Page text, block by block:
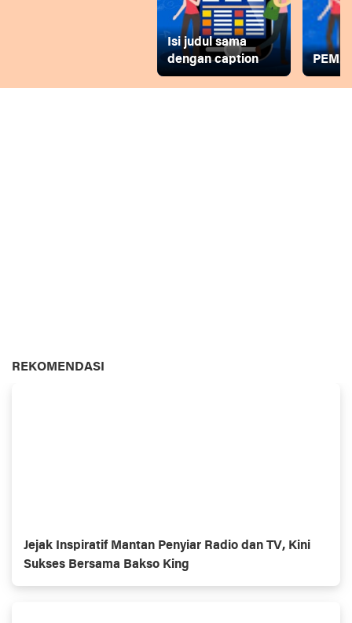
Isi judul sama
dengan caption
REKOMENDASI
Jejak Inspiratif Mantan Penyiar Radio dan TV, Kini
Sukses Bersama Bakso King